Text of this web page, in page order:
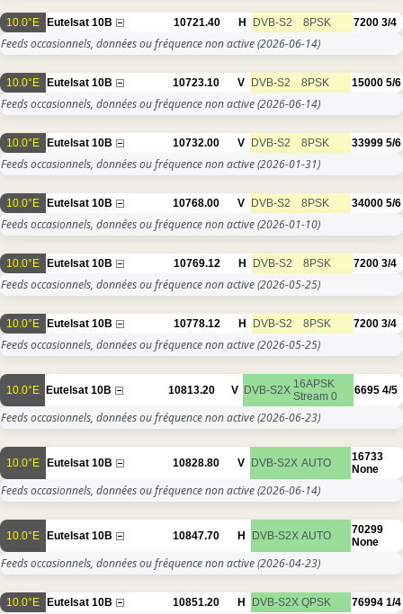
10.0°E Eutelsat 10B 10721.40 H DVB-S2 8PSK 7200 3/4
Feeds occasionnels, données ou fréquence non active(2026-06-14)
10.0°E Eutelsat 10B 10723.10 V DVB-S2 8PSK 15000 5/6
Feeds occasionnels, données ou fréquence non active(2026-06-14)
10.0°E Eutelsat 10B 10732.00 V DVB-S2 8PSK 33999 5/6
Feeds occasionnels, données ou fréquence non active(2026-01-31)
10.0°E Eutelsat 10B 10768.00 V DVB-S2 8PSK 34000 5/6
Feeds occasionnels, données ou fréquence non active(2026-01-10)
10.0°E Eutelsat 10B 10769.12 H DVB-S2 8PSK 7200 3/4
Feeds occasionnels, données ou fréquence non active(2026-05-25)
10.0°E Eutelsat 10B 10778.12 H DVB-S2 8PSK 7200 3/4
Feeds occasionnels, données ou fréquence non active(2026-05-25)
10.0°E Eutelsat 10B 10813.20 V DVB-S2X 16APSK
Stream 0
6695 4/5
Feeds occasionnels, données ou fréquence non active(2026-06-23)
10.0°E Eutelsat 10B 10828.80 V DVB-S2X AUTO
16733
None
Feeds occasionnels, données ou fréquence non active(2026-06-14)
10.0°E Eutelsat 10B 10847.70 H DVB-S2X AUTO
70299
None
Feeds occasionnels, données ou fréquence non active(2026-04-23)
10.0°E Eutelsat 10B 10851.20 H DVB-S2X QPSK 76994 1/4